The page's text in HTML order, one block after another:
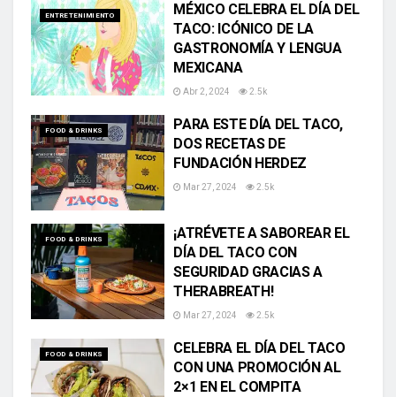
ENTRETENIMIENTO
MÉXICO CELEBRA EL DÍA DEL
TACO: ICÓNICO DE LA
GASTRONOMÍA Y LENGUA
MEXICANA
Abr 2, 2024 2.5k
FOOD & DRINKS
PARA ESTE DÍA DEL TACO,
DOS RECETAS DE
FUNDACIÓN HERDEZ
Mar 27, 2024 2.5k
FOOD & DRINKS
¡ATRÉVETE A SABOREAR EL
DÍA DEL TACO CON
SEGURIDAD GRACIAS A
THERABREATH!
Mar 27, 2024 2.5k
FOOD & DRINKS
CELEBRA EL DÍA DEL TACO
CON UNA PROMOCIÓN AL
2×1 EN EL COMPITA